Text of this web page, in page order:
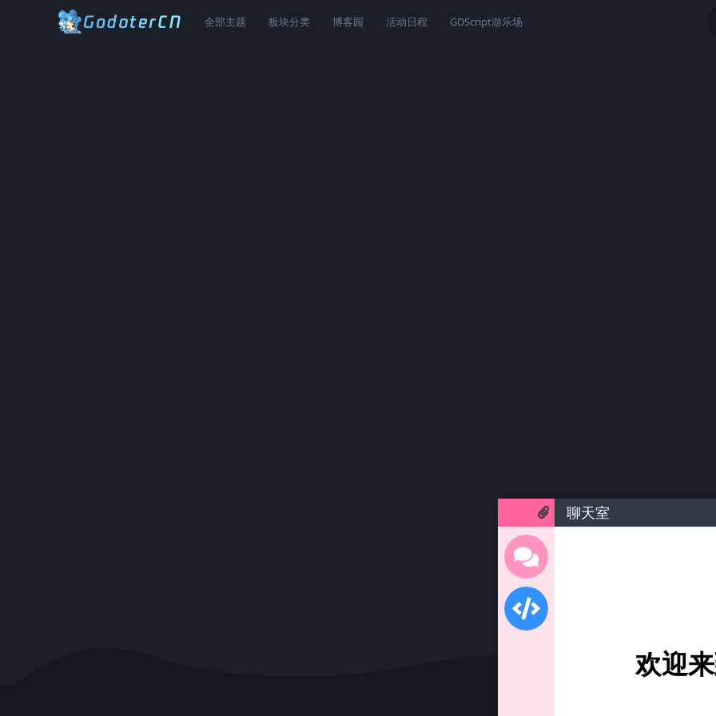
全部主题 板块分类 博客园 活动日程 GDScript游乐场
聊天室
欢迎